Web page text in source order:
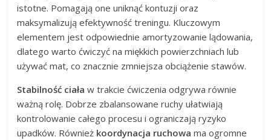
istotne. Pomagają one uniknąć kontuzji oraz
maksymalizują efektywność treningu. Kluczowym
elementem jest odpowiednie amortyzowanie lądowania,
dlatego warto ćwiczyć na miękkich powierzchniach lub
używać mat, co znacznie zmniejsza obciążenie stawów.
Stabilność ciała w trakcie ćwiczenia odgrywa równie
ważną rolę. Dobrze zbalansowane ruchy ułatwiają
kontrolowanie całego procesu i ograniczają ryzyko
upadków. Również koordynacja ruchowa ma ogromne